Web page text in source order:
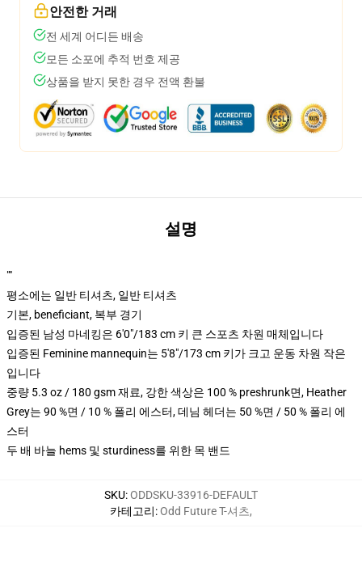
안전한 거래
전 세계 어디든 배송
모든 소포에 추적 번호 제공
상품을 받지 못한 경우 전액 환불
설명
""
평소에는 일반 티셔츠, 일반 티셔츠
기본, beneficiant, 복부 경기
입증된 남성 마네킹은 6'0"/183 cm 키 큰 스포츠 차원 매체입니다
입증된 Feminine mannequin는 5'8"/173 cm 키가 크고 운동 차원 작은
입니다
중량 5.3 oz / 180 gsm 재료, 강한 색상은 100 % preshrunk면, Heather
Grey는 90 %면 / 10 % 폴리 에스터, 데님 헤더는 50 %면 / 50 % 폴리 에
스터
두 배 바늘 hems 및 sturdiness를 위한 목 밴드
SKU:ODDSKU-33916-DEFAULT
카테고리:Odd Future T-셔츠,